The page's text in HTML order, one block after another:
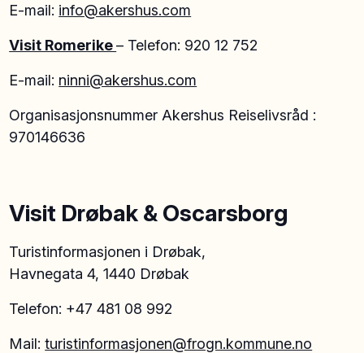
E-mail: info@akershus.com
Visit Romerike– Telefon: 920 12 752
E-mail: ninni@akershus.com
Organisasjonsnummer Akershus Reiselivsråd :
970146636
Visit Drøbak & Oscarsborg
Turistinformasjonen i Drøbak,
Havnegata 4, 1440 Drøbak
Telefon: +47 481 08 992
Mail:turistinformasjonen@frogn.kommune.no